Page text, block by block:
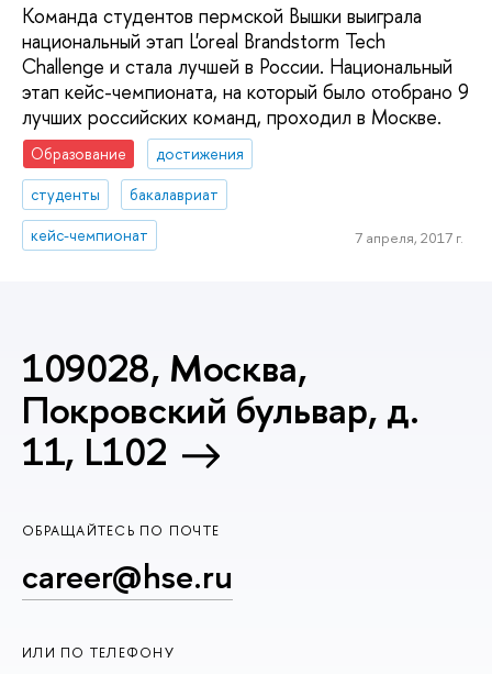
Команда студентов пермской Вышки выиграла
национальный этап L'oreal Brandstorm Tech
Challenge и стала лучшей в России. Национальный
этап кейс-чемпионата, на который было отобрано 9
лучших российских команд, проходил в Москве.
Образование
достижения
студенты
бакалавриат
кейс-чемпионат
7 апреля, 2017 г.
109028, Москва,
Покровский бульвар, д.
11, L102
ОБРАЩАЙТЕСЬ ПО ПОЧТЕ
career@hse.ru
ИЛИ ПО ТЕЛЕФОНУ